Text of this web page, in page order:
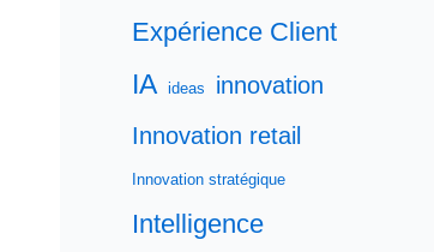
Expérience Client
IA ideas
innovation
Innovation retail
Innovation stratégique
Intelligence